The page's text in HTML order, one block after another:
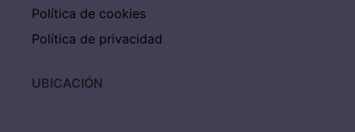
Política de cookies
Política de privacidad
UBICACIÓN